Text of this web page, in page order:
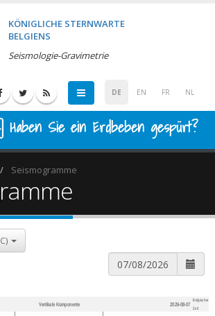
KÖNIGLICHE STERNWARTE
BELGIENS
Seismologie-Gravimetrie
DE EN FR NL
Haben Sie ein Erdbeben gespürt?
Seismogramme
Vertikale Komponente 2026-08-07
Belgischer
Zeit